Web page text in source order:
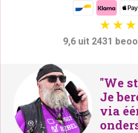
9,6 uit 2431
"We
Je
via